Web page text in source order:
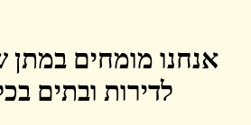
אנחנו מומחים במתן
לדירות ובתים